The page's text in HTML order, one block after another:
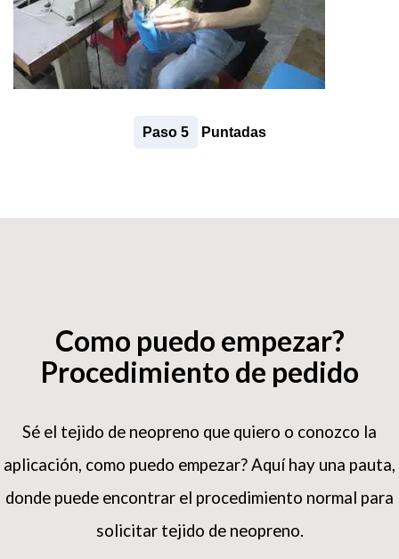
Paso 5 Puntadas
Como puedo empezar?
Procedimiento de pedido
Sé el tejido de neopreno que quiero o conozco la
aplicación, como puedo empezar?Aquí hay una pauta,
donde puede encontrar el procedimiento normal para
solicitar tejido de neopreno.